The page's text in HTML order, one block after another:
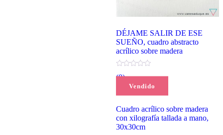
Vendido
DÉJAME SALIR DE ESE
SUEÑO, cuadro abstracto
acrílico sobre madera
(0)
70,00€
Cuadro acrílico sobre madera
con xilografía tallada a mano,
30x30cm